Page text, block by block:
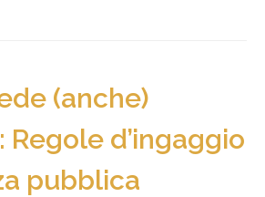
(anche)
Regole d’ingaggio
pubblica